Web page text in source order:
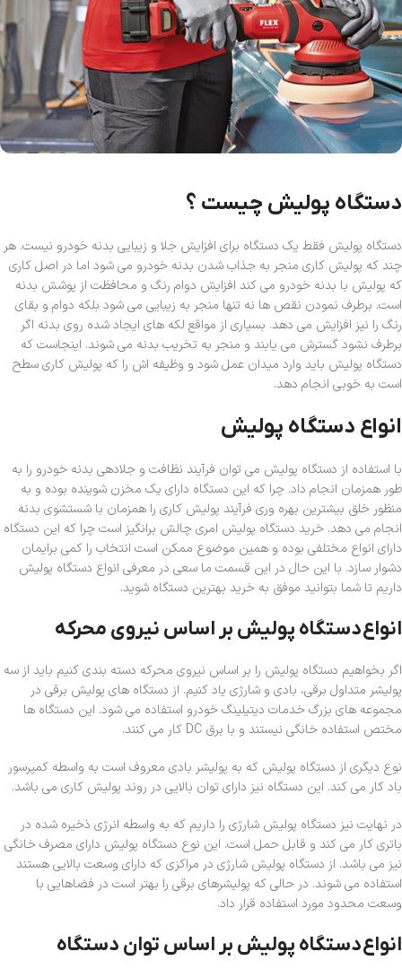
دستگاه پولیش چیست ؟
دستگاه پولیش فقط یک دستگاه برای افزایش جلا و زیبایی بدنه خودرو نیست. هر
چند که پولیش کاری منجر به جذاب شدن بدنه خودرو می شود اما در اصل کاری
که پولیش با بدنه خودرو می کند افزایش دوام رنگ و محافظت از پوشش بدنه
است. برطرف نمودن نقص ها نه تنها منجر به زیبایی می شود بلکه دوام و بقای
رنگ را نیز افزایش می دهد. بسیاری از مواقع لکه های ایجاد شده روی بدنه اگر
برطرف نشود گسترش می یابند و منجر به تخریب بدنه می شوند. اینجاست که
دستگاه پولیش باید وارد میدان عمل شود و وظیفه اش را که پولیش کاری سطح
است به خوبی انجام دهد.
انواع دستگاه پولیش
با استفاده از دستگاه پولیش می توان فرآیند نظافت و جلادهی بدنه خودرو را به
طور همزمان انجام داد. چرا که این دستگاه دارای یک مخزن شوینده بوده و به
منظور خلق بیشترین بهره وری فرآیند پولیش کاری را همزمان با شستشوی بدنه
انجام می دهد. خرید دستگاه پولیش امری چالش برانگیز است چرا که این دستگاه
دارای انواع مختلفی بوده و همین موضوع ممکن است انتخاب را کمی برایمان
دشوار سازد. با این حال در این قسمت ما سعی در معرفی انواع دستگاه پولیش
داریم تا شما بتوانید موفق به خرید بهترین دستگاه شوید.
انواعدستگاه پولیش بر اساس نیروی محرکه
اگر بخواهیم دستگاه پولیش را بر اساس نیروی محرکه دسته بندی کنیم باید از سه
پولیشر متداول برقی، بادی و شارژی یاد کنیم. از دستگاه های پولیش برقی در
مجموعه های بزرگ خدمات دیتیلینگ خودرو استفاده می شود. این دستگاه ها
مختص استفاده خانگی نیستند و با برق DC کار می کنند.
نوع دیگری از دستگاه پولیش که به پولیشر بادی معروف است به واسطه کمپرسور
باد کار می کند. این دستگاه نیز دارای توان بالایی در روند پولیش کاری می باشد.
در نهایت نیز دستگاه پولیش شارژی را داریم که به واسطه انرژی ذخیره شده در
باتری کار می کند و قابل حمل است. این نوع دستگاه پولیش دارای مصرف خانگی
نیز می باشد. از دستگاه پولیش شارژی در مراکزی که دارای وسعت بالایی هستند
استفاده می شوند. در حالی که پولیشرهای برقی را بهتر است در فضاهایی با
وسعت محدود مورد استفاده قرار داد.
انواعدستگاه پولیش بر اساس توان دستگاه